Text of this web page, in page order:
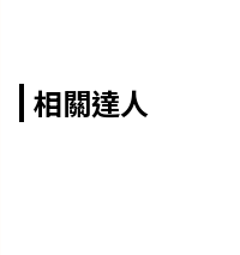
相關達人